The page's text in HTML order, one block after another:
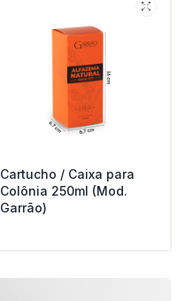
Cartucho / Caixa para
Colônia 250ml (Mod.
Garrão)